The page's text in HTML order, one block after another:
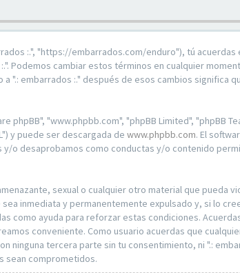
:.", "https://embarrados.com/enduro"), tú
Podemos cambiar estos términos en cualquier
embarrados :." después de esos cambios significa
"www.phpbb.com", "phpBB Limited", "phpBB
y puede ser descargada de www.phpbb.com. El
o desaprobamos como conductas y/o contenido
sexual o cualquier otro material que pueda
inmediata y permanentemente expulsado y, si lo
ayuda para reforzar estas condiciones.
conveniente. Como usuario acuerdas que
ninguna tercera parte sin tu consentimiento, ni ".:
sean comprometidos.